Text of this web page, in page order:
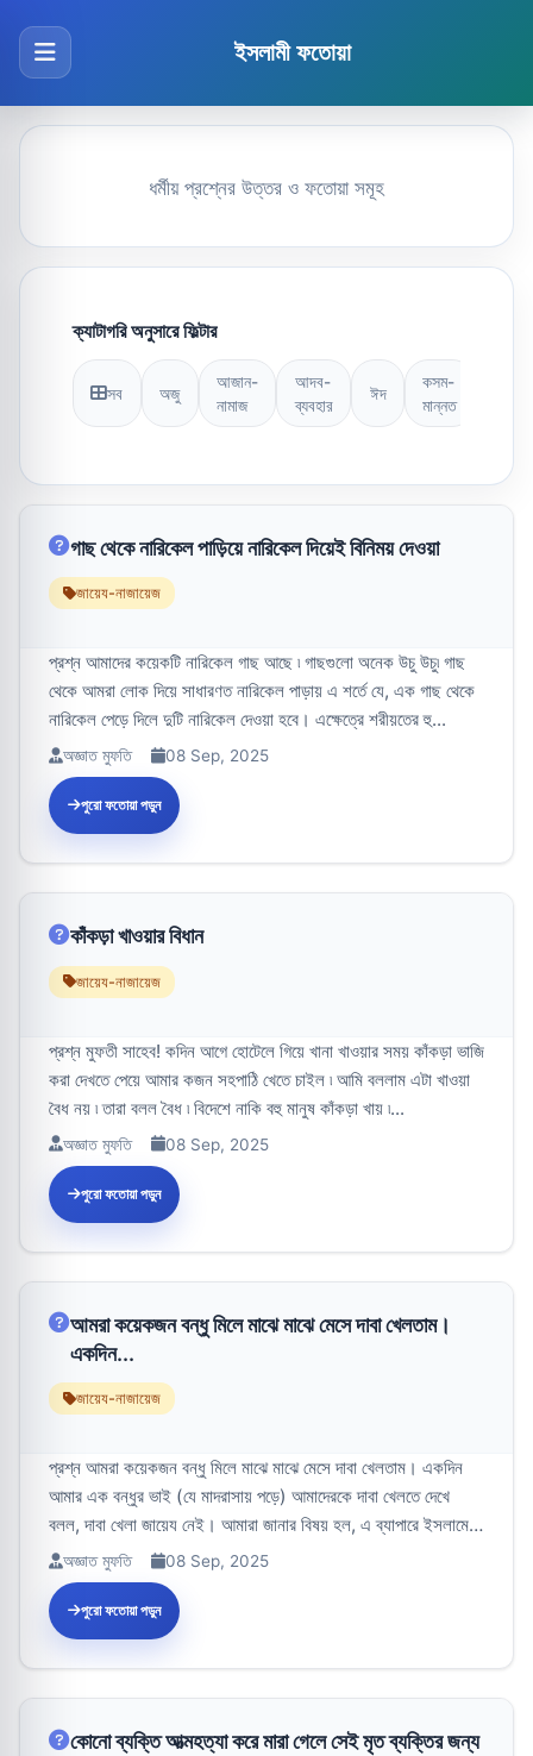
ইসলামী ফতোয়া
ধর্মীয় প্রশ্নের উত্তর ও ফতোয়া সমূহ
ক্যাটাগরি অনুসারে ফিল্টার
সব অজু
আজান-
নামাজ
আদব-
ব্যবহার
ঈদ
কসম-
মান্নত
গাছ থেকে নারিকেল পাড়িয়ে নারিকেল দিয়েই বিনিময় দেওয়া
জায়েয-নাজায়েজ
প্রশ্ন আমাদের কয়েকটি নারিকেল গাছ আছে ৷ গাছগুলো অনেক উচু উচু৷ গাছ
থেকে আমরা লোক দিয়ে সাধারণত নারিকেল পাড়ায় এ শর্তে যে, এক গাছ থেকে
নারিকেল পেড়ে দিলে দুটি নারিকেল দেওয়া হবে। এক্ষেত্রে শরীয়তের হু...
অজ্ঞাত মুফতি 08 Sep, 2025
পুরো ফতোয়া পড়ুন
কাঁকড়া খাওয়ার বিধান
জায়েয-নাজায়েজ
প্রশ্ন মুফতী সাহেব! কদিন আগে হোটেলে গিয়ে খানা খাওয়ার সময় কাঁকড়া ভাজি
করা দেখতে পেয়ে আমার কজন সহপাঠি খেতে চাইল ৷ আমি বললাম এটা খাওয়া
বৈধ নয় ৷ তারা বলল বৈধ ৷ বিদেশে নাকি বহু মানুষ কাঁকড়া খায় ৷...
অজ্ঞাত মুফতি 08 Sep, 2025
পুরো ফতোয়া পড়ুন
আমরা কয়েকজন বন্ধু মিলে মাঝে মাঝে মেসে দাবা খেলতাম।
একদিন...
জায়েয-নাজায়েজ
প্রশ্ন আমরা কয়েকজন বন্ধু মিলে মাঝে মাঝে মেসে দাবা খেলতাম। একদিন
আমার এক বন্ধুর ভাই (যে মাদরাসায় পড়ে) আমাদেরকে দাবা খেলতে দেখে
বলল, দাবা খেলা জায়েয নেই। আমারা জানার বিষয় হল, এ ব্যাপারে ইসলামের
হু...অজ্ঞাত মুফতি 08 Sep, 2025
পুরো ফতোয়া পড়ুন
কোনো ব্যক্তি আত্মহত্যা করে মারা গেলে সেই মৃত ব্যক্তির জন্য